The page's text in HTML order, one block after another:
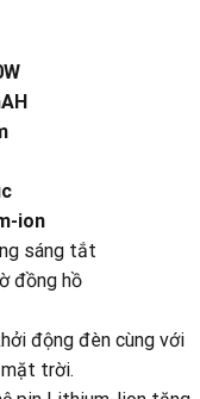
ion
sáng tắt
đồng hồ
động đèn cùng với
trời.